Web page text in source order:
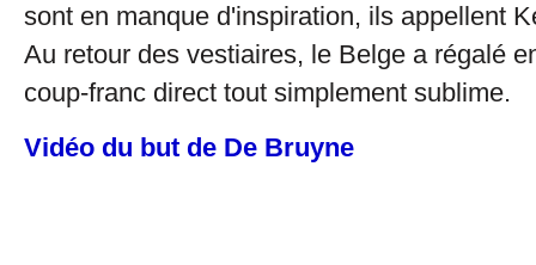
sont en manque d'inspiration, ils appellent
Au retour des vestiaires, le Belge a régalé
coup-franc direct tout simplement sublime.
Vidéo du but de De Bruyne